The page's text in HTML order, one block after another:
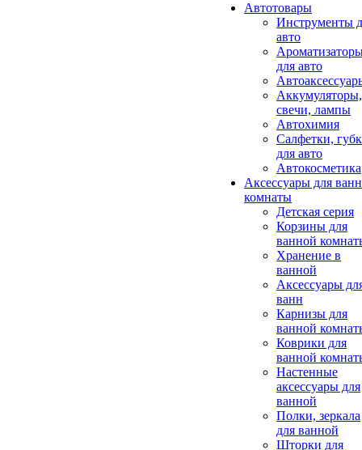
Автотовары
Инструменты
авто
для авто
Аккумуляторы,
свечи, лампы
Автохимия
Салфетки,
для авто
Автокосметика
Аксессуары для
комнаты
Детская серия
Корзины для
ванной
Хранение в
ванной
Аксессуары
ванн
Карнизы для
ванной
Коврики для
ванной
Настенные
аксессуары для
ванной
Полки, зеркала
для ванной
Шторки для